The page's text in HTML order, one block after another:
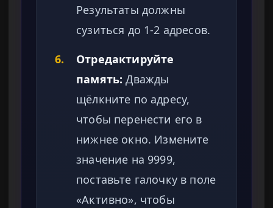
Результаты должны
сузиться до 1-2 адресов.
6.
Отредактируйте
память: Дважды
щёлкните по адресу,
чтобы перенести его в
нижнее окно. Измените
значение на 9999,
поставьте галочку в поле
«Активно», чтобы